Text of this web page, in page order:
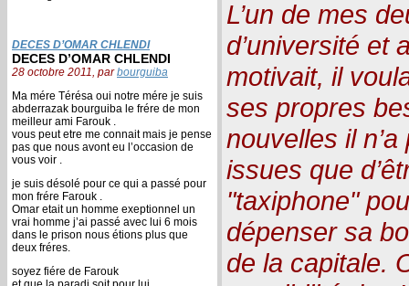
DECES D’OMAR CHLENDI
DECES D’OMAR CHLENDI
28 octobre 2011, parbourguiba
Ma mére Térésa oui notre mére je suis
abderrazak bourguiba le frére de mon
meilleur ami Farouk .
vous peut etre me connait mais je pense
pas que nous avont eu l’occasion de
vous voir .
je suis désolé pour ce qui a passé pour
mon frére Farouk .
Omar etait un homme exeptionnel un
vrai homme j’ai passé avec lui 6 mois
dans le prison nous étions plus que
deux fréres.
soyez fiére de Farouk
L’un de mes
d’université et
motivait, il
ses propres
nouvelles il
issues que
"taxiphone"
dépenser sa
de la capitale.